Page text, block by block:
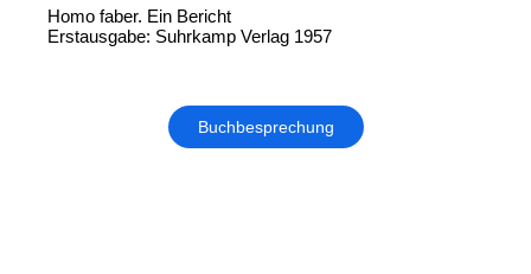
Homo faber. Ein Bericht
Erstausgabe: Suhrkamp Verlag 1957
Buchbesprechung